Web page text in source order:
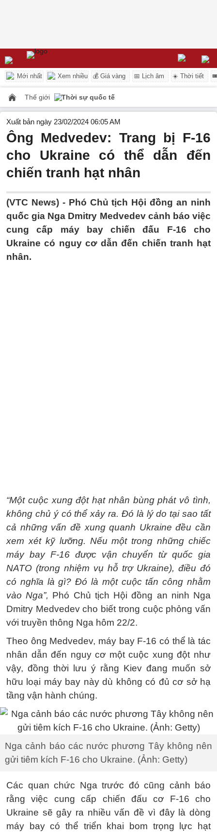
Mới nhất Xem nhiều 💰 Giá vàng 📅 Lịch âm ☀️ Thời tiết
Thế giới Thời sự quốc tế
Xuất bản ngày 23/02/2024 06:05 AM
Ông Medvedev: Trang bị F-16
cho Ukraine có thể dẫn đến
chiến tranh hạt nhân
(VTC News) - Phó Chủ tịch Hội đồng an ninh
quốc gia Nga Dmitry Medvedev cảnh báo việc
cung cấp máy bay chiến đấu F-16 cho
Ukraine có nguy cơ dẫn đến chiến tranh hạt
nhân.
“Một cuộc xung đột hạt nhân bùng phát vô tình,
không chủ ý có thể xảy ra. Đó là lý do tại sao tất
cả những vấn đề xung quanh Ukraine đều cần
xem xét kỹ lưỡng. Nếu một trong những chiếc
máy bay F-16 được vận chuyển từ quốc gia
NATO (trong nhiệm vụ hỗ trợ Ukraine), điều đó
có nghĩa là gì? Đó là một cuộc tấn công nhằm
vào Nga”, Phó Chủ tịch Hội đồng an ninh Nga
Dmitry Medvedev cho biết trong cuộc phỏng vấn
với truyền thông Nga hôm 22/2.
Theo ông Medvedev, máy bay F-16 có thể là tác
nhân dẫn đến nguy cơ một cuộc xung đột như
vậy, đồng thời lưu ý rằng Kiev đang muốn sở
hữu loại máy bay này dù không có đủ cơ sở hạ
tầng vận hành chúng.
Nga cảnh báo các nước phương Tây không nên
gửi tiêm kích F-16 cho Ukraine. (Ảnh: Getty)
Các quan chức Nga trước đó cũng cảnh báo
rằng việc cung cấp chiến đấu cơ F-16 cho
Ukraine sẽ gây ra nhiều vấn đề vì đây là dòng
máy bay có thể triển khai bom trọng lực hạt